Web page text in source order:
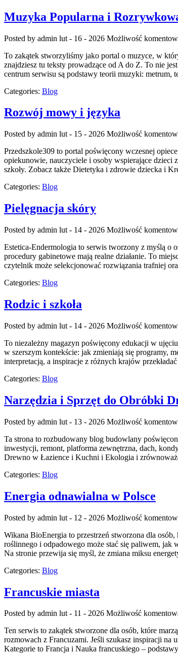
Muzyka Popularna i
Posted by admin lut - 16 - 2026 Możliwość
To zakątek stworzyliśmy jako portal o muzyce, w
znajdziesz tu teksty prowadzące od A do Z. To nie
centrum serwisu są podstawy teorii muzyki:
Categories: Blog
Rozwój mowy i języka
Posted by admin lut - 15 - 2026 Możliwość
Przedszkole309 to portal poświęcony wczesnej
opiekunowie, nauczyciele i osoby wspierające dzieci
szkoły. Zobacz także Dietetyka i zdrowie dziecka i
Categories: Blog
Pielęgnacja skóry
Posted by admin lut - 14 - 2026 Możliwość
Estetica-Endermologia to serwis tworzony z myślą o
procedury gabinetowe mają realne działanie. To
czytelnik może selekcjonować rozwiązania trafniej
Categories: Blog
Rodzic i szkoła
Posted by admin lut - 14 - 2026 Możliwość
To niezależny magazyn poświęcony edukacji w
w szerszym kontekście: jak zmieniają się programy,
interpretacją, a inspiracje z różnych krajów
Categories: Blog
Narzędzia i Sprzęt do Obróbki
Posted by admin lut - 13 - 2026 Możliwość
Ta strona to rozbudowany blog budowlany
inwestycji, remont, platforma zewnętrzna, dach,
Drewno w Łazience i Kuchni i Ekologia i
Categories: Blog
Energia odnawialna w Polsce
Posted by admin lut - 12 - 2026 Możliwość
Wikana BioEnergia to przestrzeń stworzona dla
roślinnego i odpadowego może stać się paliwem, jak
Na stronie przewija się myśl, że zmiana miksu
Categories: Blog
Francuskie miasta
Posted by admin lut - 11 - 2026 Możliwość
Ten serwis to zakątek stworzone dla osób, które
rozmowach z Francuzami. Jeśli szukasz inspiracji na
Kategorie to Francja i Nauka francuskiego –